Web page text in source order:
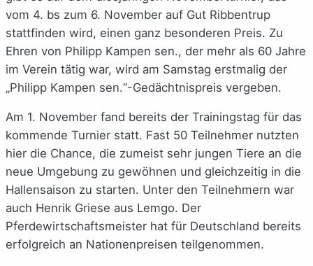
vom 4. bs zum 6. November auf Gut Ribbentrup
stattfinden wird, einen ganz besonderen Preis. Zu
Ehren von Philipp Kampen sen., der mehr als 60 Jahre
im Verein tätig war, wird am Samstag erstmalig der
„Philipp Kampen sen.“-Gedächtnispreis vergeben.
Am 1. November fand bereits der Trainingstag für das
kommende Turnier statt. Fast 50 Teilnehmer nutzten
hier die Chance, die zumeist sehr jungen Tiere an die
neue Umgebung zu gewöhnen und gleichzeitig in die
Hallensaison zu starten. Unter den Teilnehmern war
auch Henrik Griese aus Lemgo. Der
Pferdewirtschaftsmeister hat für Deutschland bereits
erfolgreich an Nationenpreisen teilgenommen.